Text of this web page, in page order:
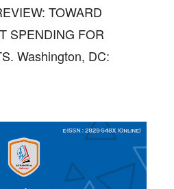
TOWARD
SPENDING FOR
Washington, DC: